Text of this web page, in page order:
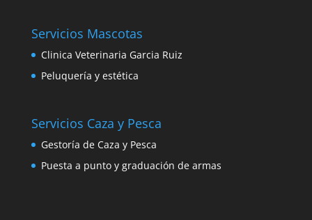
Servicios Mascotas
Clinica Veterinaria Garcia Ruiz
Peluquería y estética
Servicios Caza y Pesca
Gestoría de Caza y Pesca
Puesta a punto y graduación de armas